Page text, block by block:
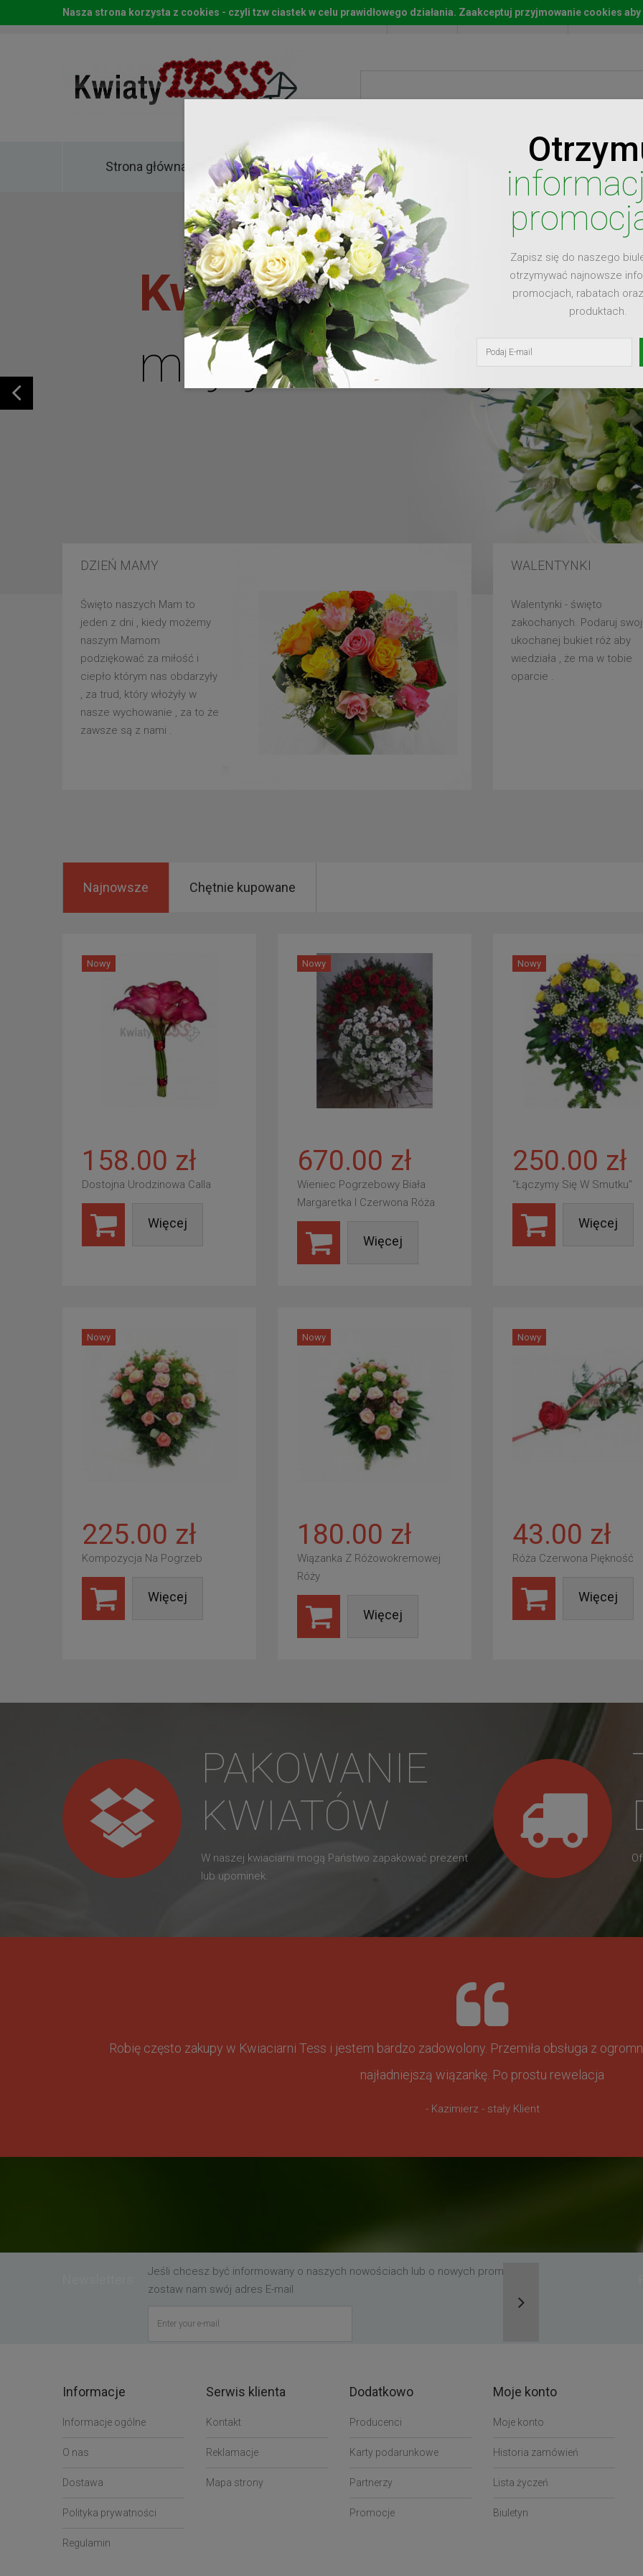
Start Moje konto Lista
Strona główna Kwiaty
Kwiaty dla
mojej ukochanej
DZIEŃ MAMY
Święto naszych Mam to
jeden z dni , kiedy możemy
naszym Mamom
podziękować za miłość i
ciepło którym nas obdarzyły
, za trud, który włożyły w
nasze wychowanie , za to że
zawsze są z nami .
WALENTYNKI
Walentynki - święto
zakochanych. Podaruj
ukochanej bukiet róż aby
wiedziała , że ma w tobie
oparcie .
Zapisz się do naszego
otrzymywać najnowsze
promocjach, rabatach
produktach.
Najnowsze Chętnie kupowane
Nowy
158.00 zł
Dostojna Urodzinowa Calla
Więcej
Nowy
670.00 zł
Wieniec Pogrzebowy Biała
Margaretka I Czerwona Róża
Więcej
Nowy
250.00 zł
"Łączymy Się W Smutku"
Więcej
Nowy
225.00 zł
Kompozycja Na Pogrzeb
Więcej
Nowy
180.00 zł
Wiązanka Z Różowokremowej
Róży
Więcej
Nowy
43.00 zł
Róża Czerwona Piękność
Więcej
PAKOWANIE
KWIATÓW
W naszej kwiaciarni mogą Państwo zapakować prezent
lub upominek.
Robię często zakupy w Kwiaciarni Tess i jestem bardzo zadowolony. Przemiła obsługa z
najładniejszą wiązankę. Po prostu rewelacja
- Kazimierz - stały Klient
Jeśli chcesz być informowany o naszych nowościach lub o nowych promocjach,
zostaw nam swój adres E-mail
Nasza strona korzysta z cookies - czyli tzw ciastek w celu prawidłowego działania. Zaakceptuj przyjmowanie cookies
Informacje
Informacje ogólne
O nas
Dostawa
Polityka prywatności
Regulamin
Serwis klienta
Kontakt
Reklamacje
Mapa strony
Dodatkowo
Producenci
Karty podarunkowe
Partnerzy
Promocje
Moje konto
Moje konto
Historia zamówień
Lista życzeń
Biuletyn